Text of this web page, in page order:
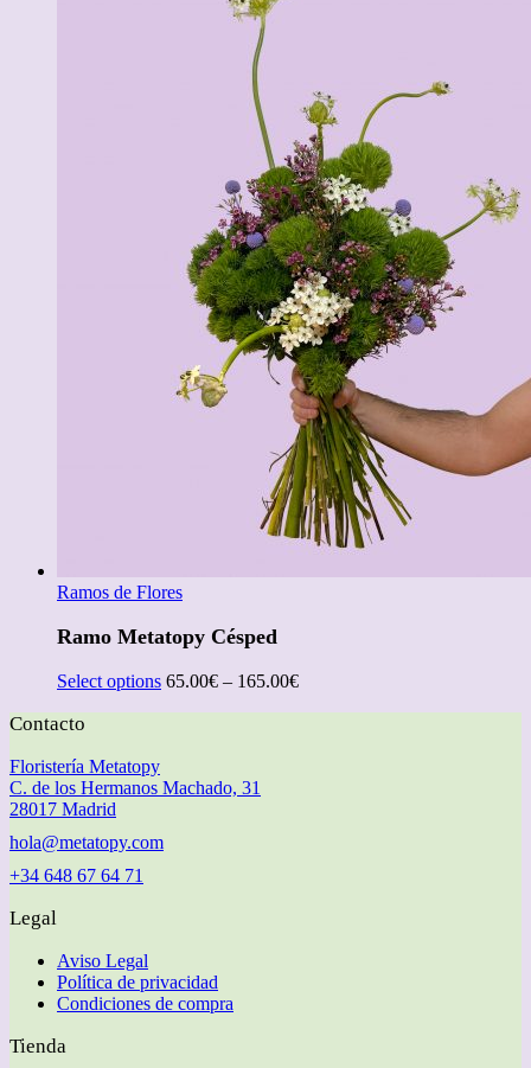
Ramos de Flores
Ramo Metatopy Césped
Select options 65.00€ – 165.00€
Contacto
Floristería Metatopy
C. de los Hermanos Machado, 31
28017 Madrid
hola@metatopy.com
+34 648 67 64 71
Legal
Aviso Legal
Política de privacidad
Condiciones de compra
Tienda